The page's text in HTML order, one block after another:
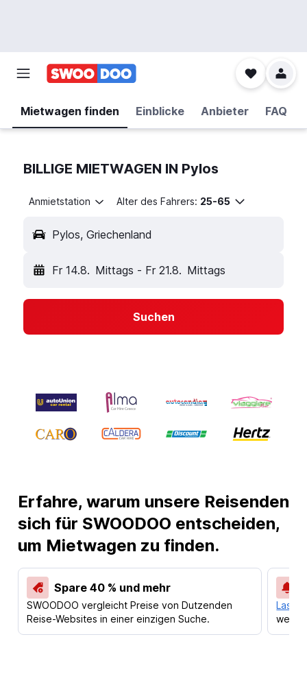
Mietwagen finden Einblicke Anbieter FAQ
BILLIGE MIETWAGEN IN Pylos
Anmietstation Alter des Fahrers: 25-65
Pylos, Griechenland
Fr 14.8. Mittags - Fr 21.8. Mittags
Suchen
Erfahre, warum unsere Reisenden
sich für SWOODOO entscheiden,
um Mietwagen zu finden.
Spare 40 % und mehr
SWOODOO vergleicht Preise von Dutzenden
Reise-Websites in einer einzigen Suche.
Lass